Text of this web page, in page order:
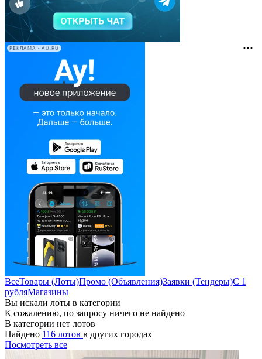
РЕКЛАМА • AU.RU
ВсеТовары (Лоты)Промо (Объявления)Заявки (Тендеры)С 1
рубляМагазины
Вы искали лоты в категории
К сожалению, по запросу ничего не найдено
В категории нет лотов
Найдено 116 лотов в других городах
Посмотреть все